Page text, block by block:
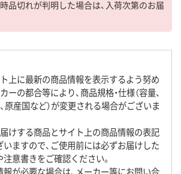
品切れが判明した場合は、入荷次第のお届
上に最新の商品情報を表示するよう努め
ーの都合等により、商品規格・仕様（容量、
原産国など）が変更される場合がございま
けする商品とサイト上の商品情報の表記
ますので、ご使用前には必ずお届けした
意書きをご確認ください。
が必要な場合は、メーカー等にお問い合